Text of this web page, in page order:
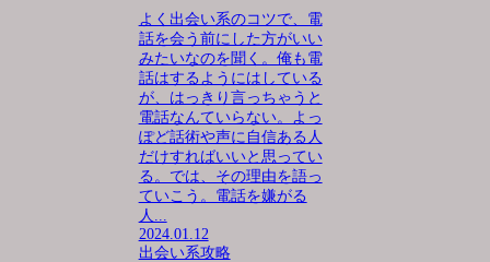
よく出会い系のコツで、電
話を会う前にした方がいい
みたいなのを聞く。俺も電
話はするようにはしている
が、はっきり言っちゃうと
電話なんていらない。よっ
ぽど話術や声に自信ある人
だけすればいいと思ってい
る。では、その理由を語っ
ていこう。電話を嫌がる
人...
2024.01.12
出会い系攻略